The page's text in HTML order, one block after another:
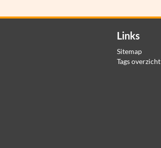
Links
Sitemap
Tags overzicht